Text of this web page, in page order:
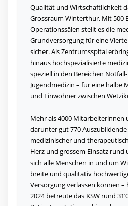
Qualität und Wirtschaftlichkeit
Grossraum Winterthur. Mit 500
Operationssälen stellt es die
Grundversorgung für eine
sicher. Als Zentrumsspital
hinaus hochspezialisierte
speziell in den Bereichen
Jugendmedizin – für eine halbe
und Einwohner zwischen
Mehr als 4000 Mitarbeiterinnen
darunter gut 770
medizinischer und
Herz und grossem Einsatz rund
sich alle Menschen in und um
breite und qualitativ
Versorgung verlassen können
2024 betreute das KSW rund